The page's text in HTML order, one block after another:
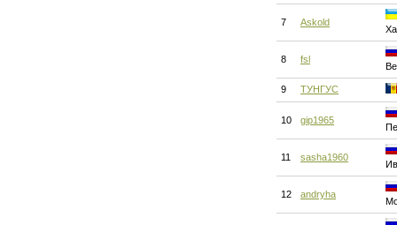
7 Askold
8 fsl
9 ТУНГУС
10 gip1965
11 sasha1960
12 andryha